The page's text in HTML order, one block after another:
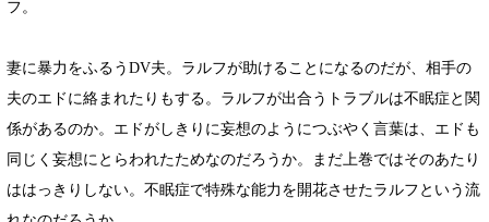
フ。
妻に暴力をふるうDV夫。ラルフが助けることになるのだが、相手の
夫のエドに絡まれたりもする。ラルフが出合うトラブルは不眠症と関
係があるのか。エドがしきりに妄想のようにつぶやく言葉は、エドも
同じく妄想にとらわれたためなのだろうか。まだ上巻ではそのあたり
ははっきりしない。不眠症で特殊な能力を開花させたラルフという流